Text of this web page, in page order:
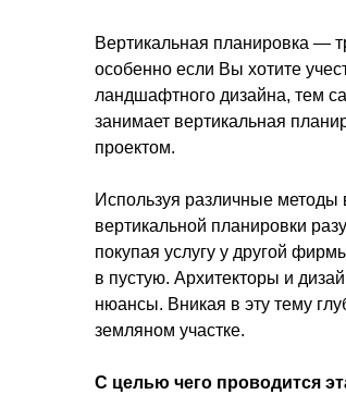
Вертикальная планировка —
особенно если Вы хотите
ландшафтного дизайна, тем
занимает вертикальная
проектом.
Используя различные методы
вертикальной планировки
покупая услугу у другой
в пустую. Архитекторы и
нюансы. Вникая в эту тему
земляном участке.
С целью чего проводится